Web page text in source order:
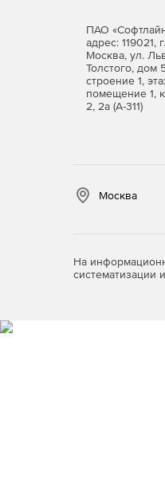
ПАО
адрес: 119021, г.
Москва, ул.
Толстого, дом
строение 1,
помещение 1,
2, 2а (А-311)
Москва
На
систематизации